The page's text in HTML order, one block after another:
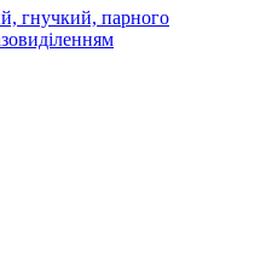
гнучкий, парного